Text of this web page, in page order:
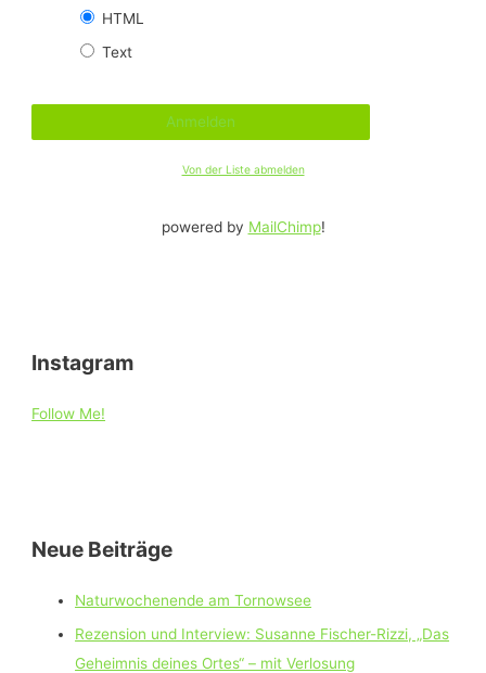
HTML
Text
Von der Liste abmelden
powered by MailChimp!
Instagram
Follow Me!
Neue Beiträge
Naturwochenende am Tornowsee
Rezension und Interview: Susanne Fischer-Rizzi, „Das
Geheimnis deines Ortes“ – mit Verlosung